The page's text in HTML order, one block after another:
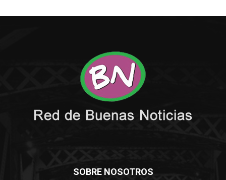
SOBRE NOSOTROS